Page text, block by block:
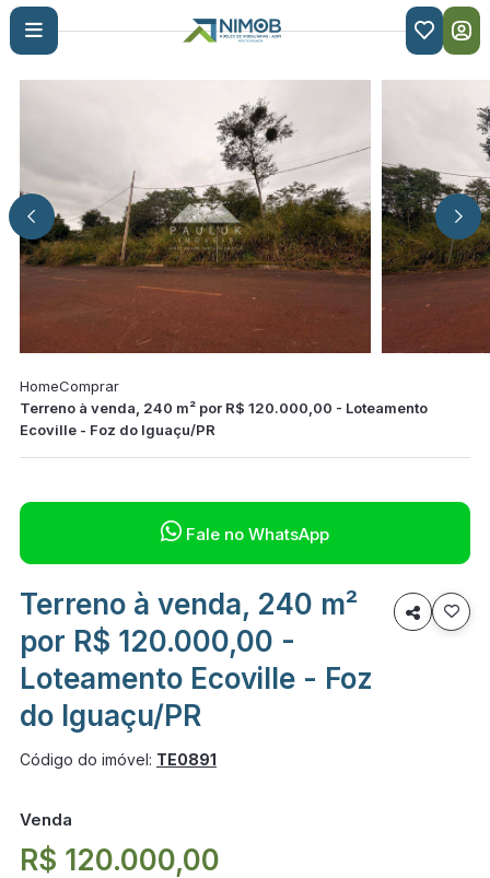

HomeComprar
Terreno à venda, 240 m² por R$ 120.000,00 - Loteamento
Ecoville - Foz do Iguaçu/PR
 Fale no WhatsApp
Terreno à venda, 240 m²
por R$ 120.000,00 -
Loteamento Ecoville - Foz
do Iguaçu/PR

Código do imóvel: TE0891
Venda
R$ 120.000,00